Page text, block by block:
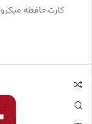
کارت حافظه میکرو SD پاتریوت مدل PATRIOT VX Series 32GB